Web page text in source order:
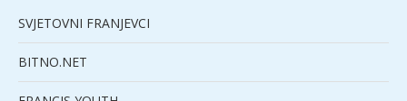
SVJETOVNI FRANJEVCI
BITNO.NET